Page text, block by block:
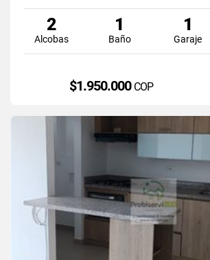
2
Alcobas
1
Baño
1
Garaje
$1.950.000 COP